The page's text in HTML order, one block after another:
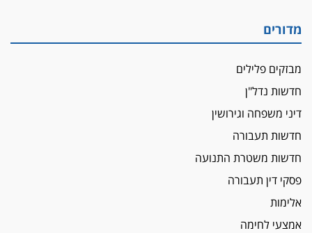
מדורים
מבזקים פלילים
חדשות נדל"ן
דיני משפחה וגירושין
חדשות תעבורה
חדשות משטרת התנועה
פסקי דין תעבורה
אלימות
אמצעי לחימה